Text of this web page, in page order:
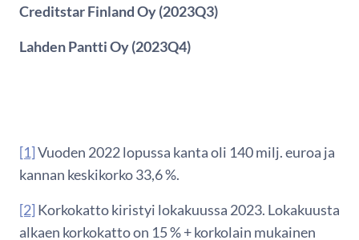
Creditstar Finland Oy (2023Q3)
Lahden Pantti Oy (2023Q4)
[1]Vuoden 2022 lopussa kanta oli 140 milj. euroa ja
kannan keskikorko 33,6 %.
[2] Korkokatto kiristyi lokakuussa 2023. Lokakuusta
alkaen korkokatto on 15 % + korkolain mukainen